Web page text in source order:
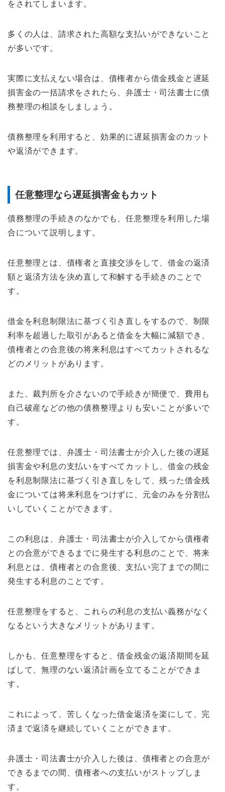
をされてしまいます。
多くの人は、請求された高額な支払いができないこと
が多いです。
実際に支払えない場合は、債権者から借金残金と遅延
損害金の一括請求をされたら、弁護士・司法書士に債
務整理の相談をしましょう。
債務整理を利用すると、効果的に遅延損害金のカット
や返済ができます。
任意整理なら遅延損害金もカット
債務整理の手続きのなかでも、任意整理を利用した場
合について説明します。
任意整理とは、債権者と直接交渉をして、借金の返済
額と返済方法を決め直して和解する手続きのことで
す。
借金を利息制限法に基づく引き直しをするので、制限
利率を超過した取引があると借金を大幅に減額でき、
債権者との合意後の将来利息はすべてカットされるな
どのメリットがあります。
また、裁判所を介さないので手続きが簡便で、費用も
自己破産などの他の債務整理よりも安いことが多いで
す。
任意整理では、弁護士・司法書士が介入した後の遅延
損害金や利息の支払いをすべてカットし、借金の残金
を利息制限法に基づく引き直しをして、残った借金残
金については将来利息をつけずに、元金のみを分割払
いしていくことができます。
この利息は、弁護士・司法書士が介入してから債権者
との合意ができるまでに発生する利息のことで、将来
利息とは、債権者との合意後、支払い完了までの間に
発生する利息のことです。
任意整理をすると、これらの利息の支払い義務がなく
なるという大きなメリットがあります。
しかも、任意整理をすると、借金残金の返済期間を延
ばして、無理のない返済計画を立てることができま
す。
これによって、苦しくなった借金返済を楽にして、完
済まで返済を継続していくことができます。
弁護士・司法書士が介入した後は、債権者との合意が
できるまでの間、債権者への支払いがストップしま
す。